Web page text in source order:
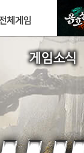
공지사항
이벤트
GM TIP
STORY